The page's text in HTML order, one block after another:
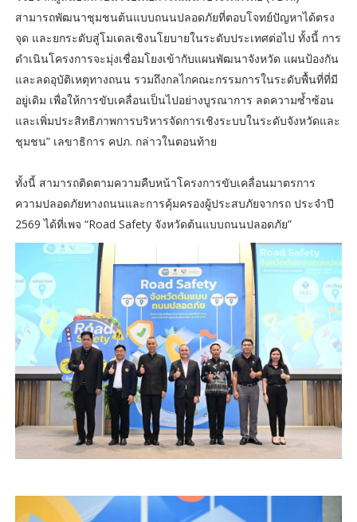
สามารถพัฒนาชุมชนต้นแบบถนนปลอดภัยที่ตอบโจทย์ปัญหาได้ตรง
จุด และยกระดับสู่โมเดลเชิงนโยบายในระดับประเทศต่อไป ทั้งนี้ การ
ดำเนินโครงการจะมุ่งเชื่อมโยงเข้ากับแผนพัฒนาจังหวัด แผนป้องกัน
และลดอุบัติเหตุทางถนน รวมถึงกลไกคณะกรรมการในระดับพื้นที่ที่มี
อยู่เดิม เพื่อให้การขับเคลื่อนเป็นไปอย่างบูรณาการ ลดความซ้ำซ้อน
และเพิ่มประสิทธิภาพการบริหารจัดการเชิงระบบในระดับจังหวัดและ
ชุมชน” เลขาธิการ คปภ. กล่าวในตอนท้าย
ทั้งนี้ สามารถติดตามความคืบหน้าโครงการขับเคลื่อนมาตรการ
ความปลอดภัยทางถนนและการคุ้มครองผู้ประสบภัยจากรถ ประจำปี
2569 ได้ที่เพจ “Road Safety จังหวัดต้นแบบถนนปลอดภัย”